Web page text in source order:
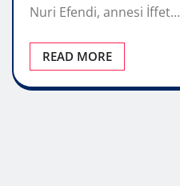
Nuri Efendi, annesi İffet…
READ MORE